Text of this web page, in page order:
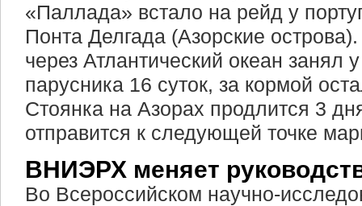
«Паллада» встало на рейд у
Понта Делгада (Азорские
через Атлантический океан занял
парусника 16 суток, за кормой
Стоянка на Азорах продлится 3
отправится к следующей точке
ВНИЭРХ меняет
Во Всероссийском научно-